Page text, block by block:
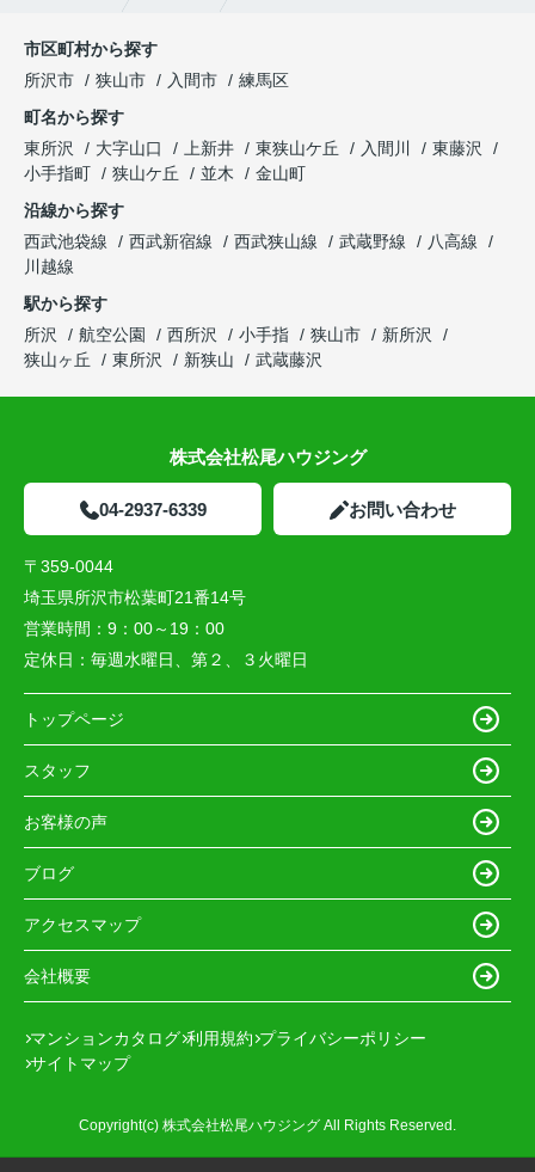
市区町村から探す
所沢市
狭山市 入間市
練馬区
町名から探す
東所沢
大字山口 上新井 東狭山ケ丘 入間川
東藤沢
小手指町
狭山ケ丘 並木
金山町
沿線から探す
西武池袋線
西武新宿線 西武狭山線 武蔵野線
八高線
川越線
駅から探す
所沢
航空公園 西所沢 小手指 狭山市
新所沢
狭山ヶ丘
東所沢 新狭山 武蔵藤沢
株式会社松尾ハウジング
04-2937-6339 お問い合わせ
〒359-0044
埼玉県所沢市松葉町21番14号
営業時間： 9：00～19：00
定休日： 毎週水曜日、第２、３火曜日
トップページ
スタッフ
お客様の声
ブログ
アクセスマップ
会社概要
マンションカタログ 利用規約 プライバシーポリシー
サイトマップ
Copyright(c) 株式会社松尾ハウジング All Rights Reserved.